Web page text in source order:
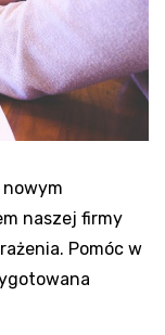
naszej firmy
Pomóc w